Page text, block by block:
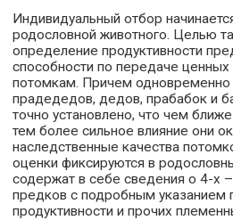
Индивидуальный отбор
родословной животного. Целью
определение продуктивности
способности по передаче ценных
потомкам. Причем одновременно
прадедедов, дедов, прабабок и
точно установлено, что чем
тем более сильное влияние они
наследственные качества
оценки фиксируются в
содержат в себе сведения о 4-х
предков с подробным указанием
продуктивности и прочих